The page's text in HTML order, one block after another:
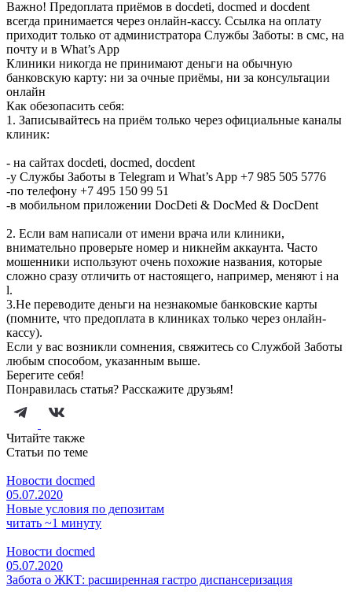
Важно! Предоплата приёмов в docdeti, docmed и docdent
всегда принимается через онлайн-кассу. Ссылка на оплату
приходит только от администратора Службы Заботы: в смс, на
почту и в What’s App
Клиники никогда не принимают деньги на обычную
банковскую карту: ни за очные приёмы, ни за консультации
онлайн
Как обезопасить себя:
1. Записывайтесь на приём только через официальные каналы
клиник:
- на сайтах docdeti, docmed, docdent
-у Службы Заботы в Telegram и What’s App +7 985 505 5776
-по телефону +7 495 150 99 51
-в мобильном приложении DocDeti & DocMed & DocDent
2. Если вам написали от имени врача или клиники,
внимательно проверьте номер и никнейм аккаунта. Часто
мошенники используют очень похожие названия, которые
сложно сразу отличить от настоящего, например, меняют i на
l.
3.Не переводите деньги на незнакомые банковские карты
(помните, что предоплата в клиниках только через онлайн-
кассу).
Если у вас возникли сомнения, свяжитесь со Службой Заботы
любым способом, указанным выше.
Берегите себя!
Понравилась статья? Расскажите друзьям!
Читайте также
Статьи по теме
Новости docmed
05.07.2020
Новые условия по депозитам
читать ~1 минуту
Новости docmed
05.07.2020
Забота о ЖКТ: расширенная гастро диспансеризация